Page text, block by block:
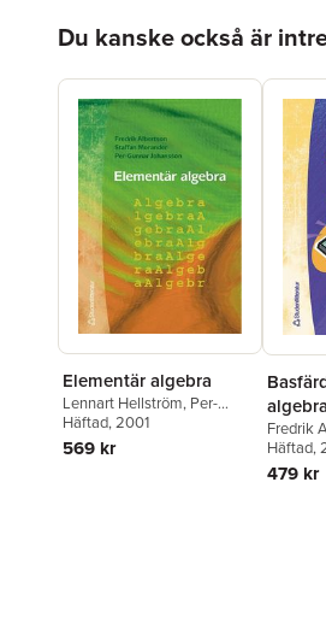
Du kanske också är
Elementär algebra
Lennart Hellström, Per-
Gunnar Johansson
Morander
Tengstrand
Häftad, 2001
569 kr
Fredrik
Gunnar
Oscarsson
Häftad,
479 kr